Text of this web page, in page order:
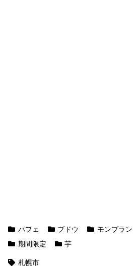
パフェ ブドウ モンブラン
期間限定
芋
札幌市